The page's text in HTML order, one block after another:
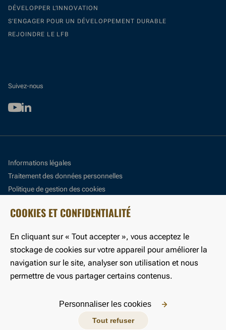
DÉVELOPPER L’INNOVATION
S’ENGAGER POUR UN DÉVELOPPEMENT DURABLE
REJOINDRE LE LFB
Suivez-nous
Youtube
Linkedin
Informations légales
Traitement des données personnelles
Politique de gestion des cookies
Accessibilité : partiellement conforme
©LFB 2024
COOKIES ET CONFIDENTIALITÉ
En cliquant sur « Tout accepter », vous acceptez le
stockage de cookies sur votre appareil pour améliorer la
navigation sur le site, analyser son utilisation et nous
permettre de vous partager certains contenus.
Tout refuser
Personnaliser les cookies